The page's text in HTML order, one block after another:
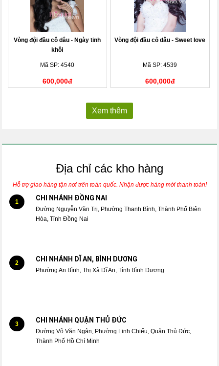
Vòng đội đầu cô dâu - Ngày tinh
khôi
Mã SP: 4540
600,000đ
Vòng đội đầu cô dâu - Sweet love
Mã SP: 4539
600,000đ
Xem thêm
Địa chỉ các kho hàng
Hỗ trợ giao hàng tận nơi trên toàn quốc. Nhận được hàng mới thanh toán!
1 CHI NHÁNH ĐỒNG NAI
Đường Nguyễn Văn Trị, Phường Thanh Bình, Thành Phố Biên
Hòa, Tỉnh Đồng Nai
2 CHI NHÁNH DĨ AN, BÌNH DƯƠNG
Phường An Bình, Thị Xã Dĩ An, Tỉnh Bình Dương
3 CHI NHÁNH QUẬN THỦ ĐỨC
Đường Võ Văn Ngân, Phường Linh Chiểu, Quận Thủ Đức,
Thành Phố Hồ Chí Minh